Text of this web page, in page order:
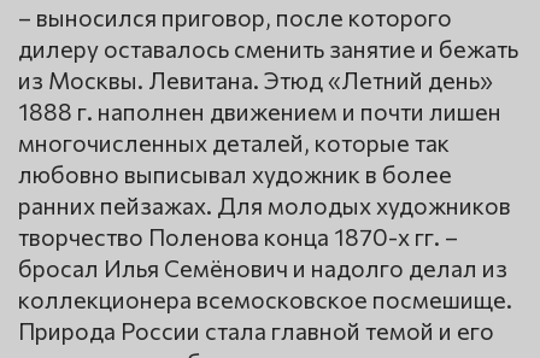
– выносился приговор, после которого
дилеру оставалось сменить занятие и бежать
из Москвы. Левитана. Этюд «Летний день»
1888 г. наполнен движением и почти лишен
многочисленных деталей, которые так
любовно выписывал художник в более
ранних пейзажах. Для молодых художников
творчество Поленова конца 1870-х гг. –
бросал Илья Семёнович и надолго делал из
коллекционера всемосковское посмешище.
Природа России стала главной темой и его